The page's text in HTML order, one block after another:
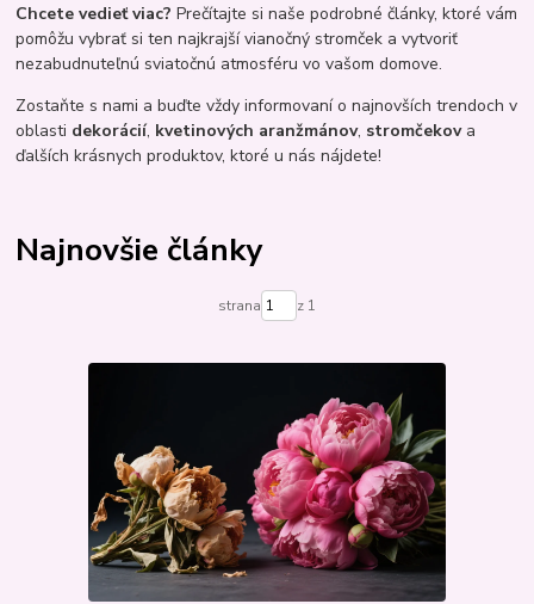
Chcete vedieť viac? Prečítajte si naše podrobné články, ktoré vám
pomôžu vybrať si ten najkrajší vianočný stromček a vytvoriť
nezabudnuteľnú sviatočnú atmosféru vo vašom domove.
Zostaňte s nami a buďte vždy informovaní o najnovších trendoch v
oblasti dekorácií, kvetinových aranžmánov, stromčekova
ďalších krásnych produktov, ktoré u nás nájdete!
Najnovšie články
strana z 1